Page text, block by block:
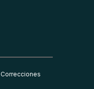
Correcciones